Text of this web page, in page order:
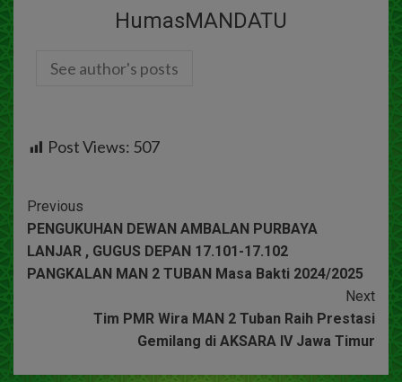
HumasMANDATU
See author's posts
Post Views: 507
Previous
PENGUKUHAN DEWAN AMBALAN PURBAYA
LANJAR , GUGUS DEPAN 17.101-17.102
PANGKALAN MAN 2 TUBAN Masa Bakti 2024/2025
Next
Tim PMR Wira MAN 2 Tuban Raih Prestasi
Gemilang di AKSARA IV Jawa Timur